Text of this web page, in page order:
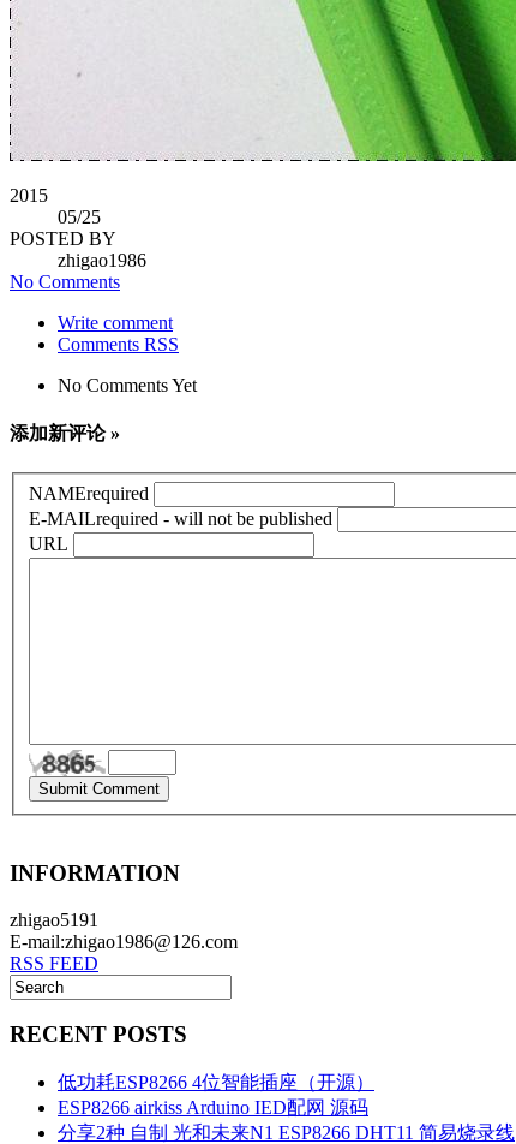
2015
05/25
POSTED BY
zhigao1986
No Comments
Write comment
Comments RSS
No Comments Yet
添加新评论 »
NAMErequired
E-MAILrequired - will not be published
URL
INFORMATION
zhigao5191
E-mail:zhigao1986@126.com
RSS FEED
RECENT POSTS
低功耗ESP8266 4位智能插座（开源）
ESP8266 airkiss Arduino IED配网 源码
分享2种 自制 光和未来N1 ESP8266 DHT11 简易烧录线